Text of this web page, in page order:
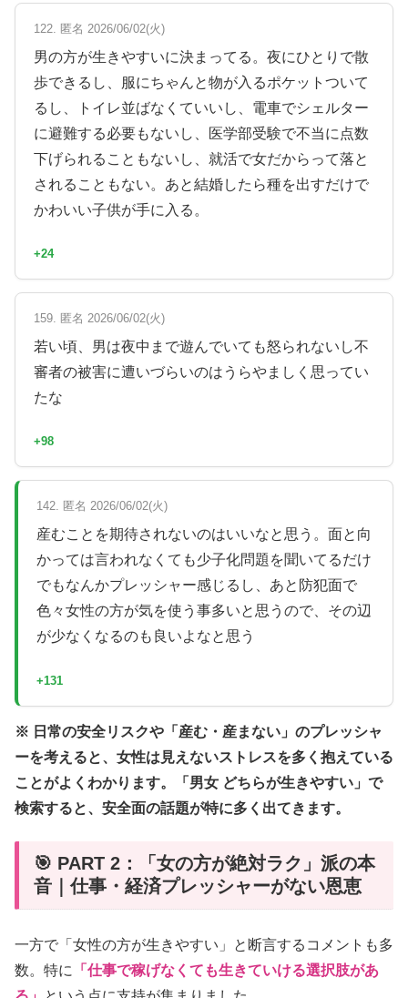
122. 匿名 2026/06/02(火)
男の方が生きやすいに決まってる。夜にひとりで散
歩できるし、服にちゃんと物が入るポケットついて
るし、トイレ並ばなくていいし、電車でシェルター
に避難する必要もないし、医学部受験で不当に点数
下げられることもないし、就活で女だからって落と
されることもない。あと結婚したら種を出すだけで
かわいい子供が手に入る。
+24
159. 匿名 2026/06/02(火)
若い頃、男は夜中まで遊んでいても怒られないし不
審者の被害に遭いづらいのはうらやましく思ってい
たな
+98
142. 匿名 2026/06/02(火)
産むことを期待されないのはいいなと思う。面と向
かっては言われなくても少子化問題を聞いてるだけ
でもなんかプレッシャー感じるし、あと防犯面で
色々女性の方が気を使う事多いと思うので、その辺
が少なくなるのも良いよなと思う
+131
※ 日常の安全リスクや「産む・産まない」のプレッシャ
ーを考えると、女性は見えないストレスを多く抱えている
ことがよくわかります。「男女 どちらが生きやすい」で
検索すると、安全面の話題が特に多く出てきます。
🎯 PART 2：「女の方が絶対ラク」派の本
音｜仕事・経済プレッシャーがない恩恵
一方で「女性の方が生きやすい」と断言するコメントも多
数。特に
「仕事で稼げなくても生きていける選択肢があ